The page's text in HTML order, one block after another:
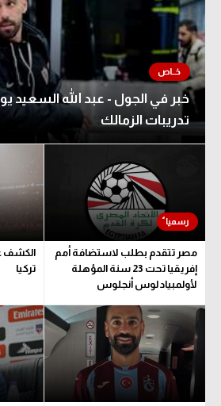
خبر في الجول - عبد الله السعيد
تدريبات الزمالك
مصر تتقدم بطلب لاستضافة أمم
إفريقيا تحت 23 سنة المؤهلة
لأولمبياد لوس أنجلوس
الكشف
تركيا